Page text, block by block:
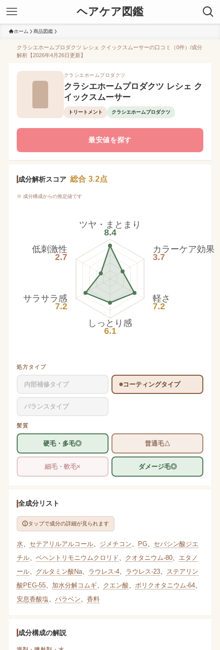
ヘアケア図鑑
ホーム 商品図鑑
クラシエホームプロダクツ レシェ クイックスムーサーの口コミ（0件）/成分
解析【2026年4月26日更新】
クラシエホームプロダクツ
クラシエホームプロダクツ レシェ ク
イックスムーサー
トリートメント クラシエホームプロダクツ
最安値を探す
成分解析スコア 総合 3.2点
※ 成分構成からの推定値です
ツヤ・まとまり
8.4
カラーケア効果
3.7
軽さ
7.2
しっとり感
6.1
サラサラ感
7.2
低刺激性
2.7
処方タイプ
内部補修タイプ コーティングタイプ
バランスタイプ
髪質
硬毛・多毛◎ 普通毛△
細毛・軟毛× ダメージ毛◎
全成分リスト
タップで成分の詳細が見られます
水 セテアリルアルコール、 ジメチコン PG、 セバシン酸ジエ
チル、 ベヘントリモニウムクロリド クオタニウム-80、 エタノ
ール、 グルタミン酸Na、 ラウレス-4、 ラウレス-23、
ステアリン
酸PEG-55、 加水分解コムギ、 クエン酸 ポリクオタニウム-64、
安息香酸塩
パラベン 香料
成分構成の解説